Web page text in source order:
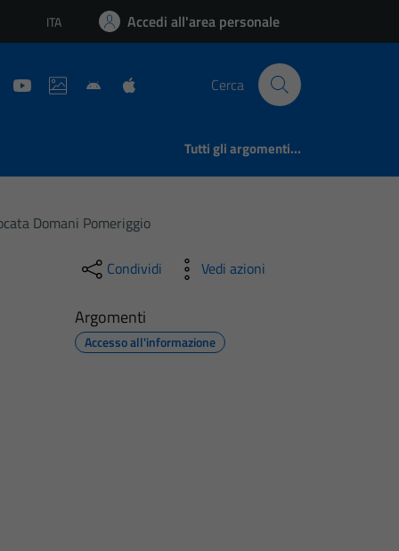
Lingua attiva:
ITA Accedi all'area personale
Cerca
Tutti gli argomenti...
Domani Pomeriggio
Condividi Vedi azioni
Argomenti
Accesso all'informazione